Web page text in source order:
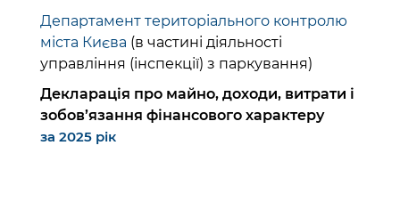
Департамент територіального контролю
міста Києва (в частині діяльності
управління (інспекції) з паркування)
Декларація про майно, доходи, витрати і
зобов’язання фінансового характеру
за 2025 рік